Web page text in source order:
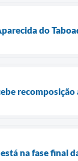
do
na fase final